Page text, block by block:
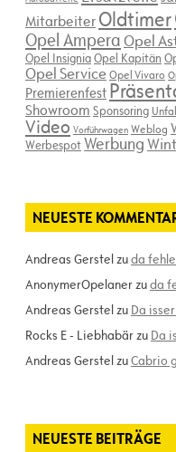
Mitarbeiter Oldtimer
Opel AmperaOpel
Opel InsigniaOpel Kapitän
Opel ServiceOpel Vivaro
Premierenfest
Showroom Sponsoring
Video Vorführwagen Weblog
WerbespotWerbung
NEUESTE
Andreas Gerstelzuda
AnonymerOpelanerzuda
Andreas Gerstelzu Da
Rocks E - Liebhabärzu Da
Andreas GerstelzuCabrio
NEUESTE BEITRÄGE